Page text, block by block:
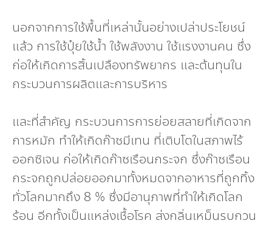
นอกจากการใช้พื้นที่เหล่านั้นอย่างเปล่าประโยชน์
แล้ว การใช้ปุ๋ยใช้น้ำ ใช้พลังงาน ใช้แรงงานคน ซึ่ง
ก่อให้เกิดการสิ้นเปลืองทรัพยากร และต้นทุนใน
กระบวนการผลิตและการบริหาร
และที่สำคัญ กระบวนการการย่อยสลายที่เกิดจาก
การหมัก ทำให้เกิดก๊าซมีเทน ที่เติบโตในสภาพไร้
ออกซิเจน ก่อให้เกิดก๊าซเรือนกระจก ซึ่งก๊าซเรือน
กระจกถูกปล่อยออกมาทั้งหมดจากอาหารที่ถูกทิ้ง
ทั่วโลกมากถึง 8 % ซึ่งมีอานุภาพที่ทำให้เกิดโลก
ร้อน อีกทั้งเป็นแหล่งเชื้อโรค ส่งกลิ่นเหม็นรบกวน